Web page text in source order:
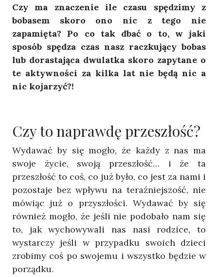
Czy ma znaczenie ile czasu spędzimy z
bobasem skoro ono nic z tego nie
zapamięta? Po co tak dbać o to, w jaki
sposób spędza czas nasz raczkujący bobas
lub dorastająca dwulatka skoro zapytane o
te aktywności za kilka lat nie będą nic a
nic kojarzyć?!
Czy to naprawdę przeszłość?
Wydawać by się mogło, że każdy z nas ma
swoje życie, swoją przeszłość… i że ta
przeszłość to coś, co już było, co jest za nami i
pozostaje bez wpływu na teraźniejszość, nie
mówiąc już o przyszłości. Wydawać by się
również mogło, że jeśli nie podobało nam się
to, jak wychowywali nas nasi rodzice, to
wystarczy jeśli w przypadku swoich dzieci
zrobimy coś po swojemu i wszystko będzie w
porządku.